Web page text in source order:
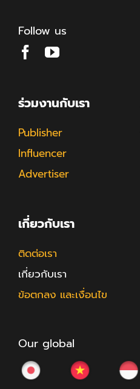
Follow us
ร่วมงานกับเรา
Publisher
Influencer
Advertiser
เกี่ยวกับเรา
ติดต่อเรา
เกี่ยวกับเรา
ข้อตกลง และเงื่อนไข
Our global